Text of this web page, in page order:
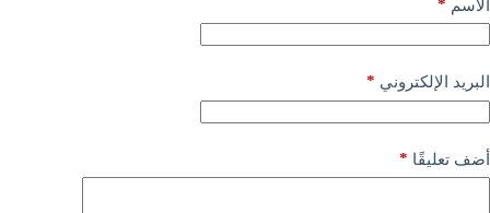
الاسم *
البريد الإلكتروني *
أضف تعليقًا *